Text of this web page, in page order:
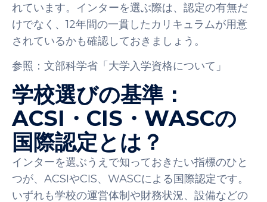
れています。インターを選ぶ際は、認定の有無だ
けでなく、12年間の一貫したカリキュラムが用意
されているかも確認しておきましょう。
参照：文部科学省「大学入学資格について」
学校選びの基準：
ACSI・CIS・WASCの
国際認定とは？
インターを選ぶうえで知っておきたい指標のひと
つが、ACSIやCIS、WASCによる国際認定です。
いずれも学校の運営体制や財務状況、設備などの